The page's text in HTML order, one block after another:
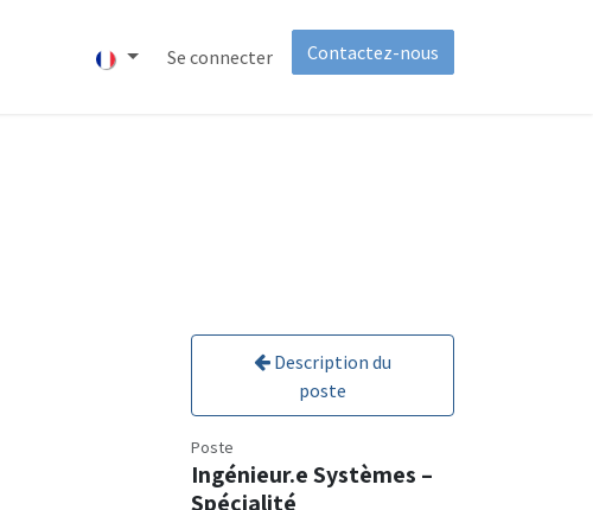
À propos Invest
Se connecter Contactez-nous
Description du
poste
Poste
Ingénieur.e Systèmes –
Spécialité